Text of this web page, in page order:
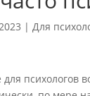
|Для
для психологов